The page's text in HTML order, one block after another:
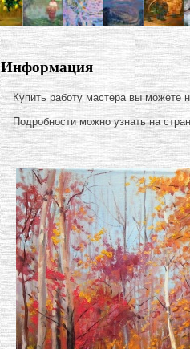
Информация
Купить работу мастера вы можете
Подробности можно узнать на